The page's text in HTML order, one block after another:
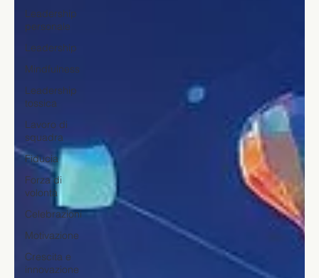
Leadership
personale
Leadership
Mindfulness
Leadership
tossica
Lavoro di
squadra
Fiducia
Forza di
volontà
Celebrazioni
Motivazione
Crescita e
innovazione